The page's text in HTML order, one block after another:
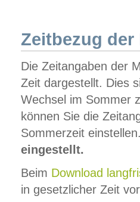
Zeitbezug der
Die Zeitangaben der
Zeit dargestellt. Dies
Wechsel im Sommer
können Sie die
Sommerzeit
eingestellt.
Beim Download
in gesetzlicher Zeit